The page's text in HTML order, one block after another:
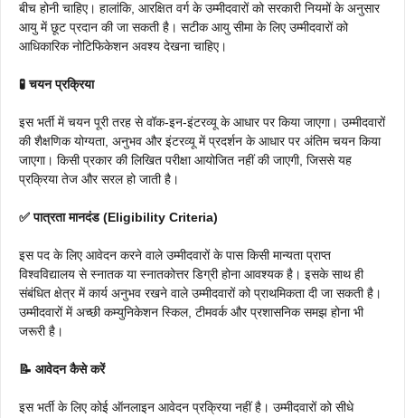
बीच होनी चाहिए। हालांकि, आरक्षित वर्ग के उम्मीदवारों को सरकारी नियमों के अनुसार
आयु में छूट प्रदान की जा सकती है। सटीक आयु सीमा के लिए उम्मीदवारों को
आधिकारिक नोटिफिकेशन अवश्य देखना चाहिए।
🧪 चयन प्रक्रिया
इस भर्ती में चयन पूरी तरह से वॉक-इन-इंटरव्यू के आधार पर किया जाएगा। उम्मीदवारों
की शैक्षणिक योग्यता, अनुभव और इंटरव्यू में प्रदर्शन के आधार पर अंतिम चयन किया
जाएगा। किसी प्रकार की लिखित परीक्षा आयोजित नहीं की जाएगी, जिससे यह
प्रक्रिया तेज और सरल हो जाती है।
✅ पात्रता मानदंड (Eligibility Criteria)
इस पद के लिए आवेदन करने वाले उम्मीदवारों के पास किसी मान्यता प्राप्त
विश्वविद्यालय से स्नातक या स्नातकोत्तर डिग्री होना आवश्यक है। इसके साथ ही
संबंधित क्षेत्र में कार्य अनुभव रखने वाले उम्मीदवारों को प्राथमिकता दी जा सकती है।
उम्मीदवारों में अच्छी कम्युनिकेशन स्किल, टीमवर्क और प्रशासनिक समझ होना भी
जरूरी है।
📝 आवेदन कैसे करें
इस भर्ती के लिए कोई ऑनलाइन आवेदन प्रक्रिया नहीं है। उम्मीदवारों को सीधे